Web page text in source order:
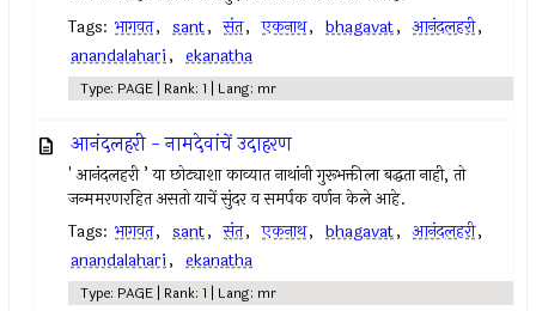
Tags: भागवत, sant, संत, एकनाथ, bhagavat, आनंदलहरी,
anandalahari, ekanatha
Type: PAGE | Rank: 1 | Lang: mr
आनंदलहरी - नामदेवांचें उदाहरण
' आनंदलहरी ’ या छोट्याशा काव्यात नाथांनी गुरूभक्तीला बद्धता नाही, तो
जन्ममरणरहित असतो याचें सुंदर व समर्पक वर्णन केले आहे.
Tags: भागवत, sant, संत, एकनाथ, bhagavat, आनंदलहरी,
anandalahari, ekanatha
Type: PAGE | Rank: 1 | Lang: mr